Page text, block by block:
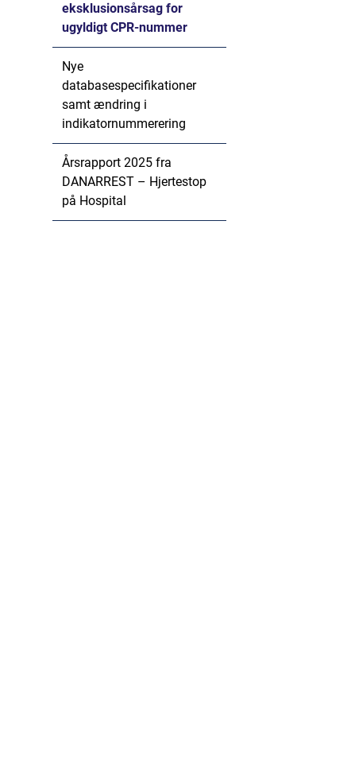
eksklusionsårsag for
ugyldigt CPR-nummer
Nye
databasespecifikationer
samt ændring i
indikatornummerering
Årsrapport 2025 fra
DANARREST – Hjertestop
på Hospital